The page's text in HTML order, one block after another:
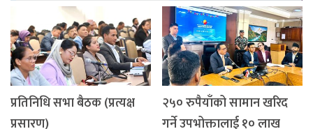
प्रतिनिधि सभा बैठक (प्रत्यक्ष
प्रसारण)
२५० रुपैयाँको सामान खरिद
गर्ने उपभोक्तालाई १० लाख